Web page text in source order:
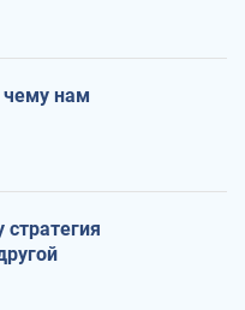
чему нам